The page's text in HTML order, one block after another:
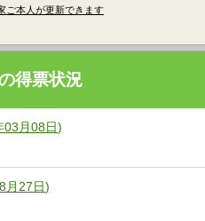
ご本人が更新できます
得票状況
03月08日)
月27日)